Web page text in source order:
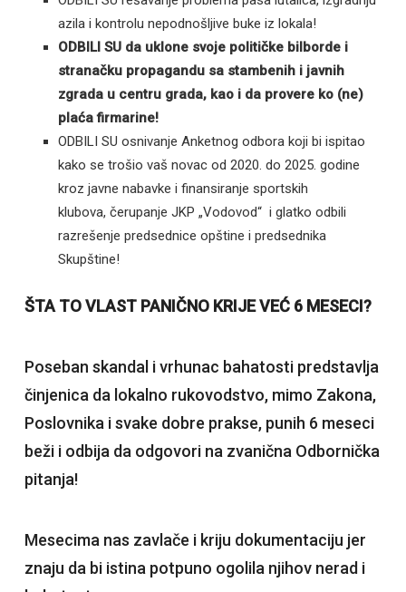
azila i kontrolu nepodnošljive buke iz lokala!
ODBILI SU da uklone svoje političke bilborde i
stranačku propagandu sa stambenih i javnih
zgrada u centru grada, kao i da provere ko (ne)
plaća firmarine!
ODBILI SU osnivanje Anketnog odbora koji bi ispitao
kako se trošio vaš novac od 2020. do 2025. godine
kroz javne nabavke i finansiranje sportskih
klubova, čerupanje JKP „Vodovod“ i glatko odbili
razrešenje predsednice opštine i predsednika
Skupštine!
ŠTA TO VLAST PANIČNO KRIJE VEĆ 6 MESECI?
Poseban skandal i vrhunac bahatosti predstavlja
činjenica da lokalno rukovodstvo, mimo Zakona,
Poslovnika i svake dobre prakse, punih 6 meseci
beži i odbija da odgovori na zvanična Odbornička
pitanja!
Mesecima nas zavlače i kriju dokumentaciju jer
znaju da bi istina potpuno ogolila njihov nerad i